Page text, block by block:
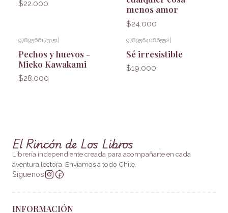
$22.000
menos amor
$24.000
9789566173151 |
Pechos y huevos -
Mieko Kawakami
$28.000
9789564086552|
Sé irresistible
$19.000
El Rincón de Los Libros
Librería independiente creada para acompañarte en cada
aventura lectora. Enviamos a todo Chile.
Síguenos
INFORMACIÓN